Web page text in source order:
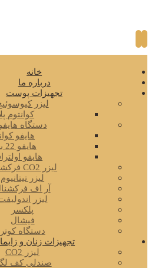
خانه
درباره ما
تجهیزات پوست
لیزر
کوانتوم
دستگاه
هایفو
هایفو 22 بعدی
هایفو
لیزر CO2 فرکشنال
لیزر تیتانیوم
آر اف
لیزر
پلکسر
فیشال
دستگاه کوتر
تجهیزات زنان و
لیزر CO2
صندلی کف